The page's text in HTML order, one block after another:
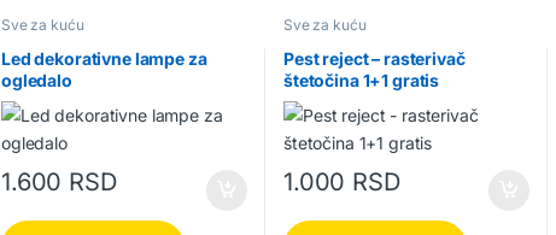
Sve za kuću
Led dekorativne lampe za
ogledalo
1.600 RSD
Sve za kuću
Pest reject – rasterivač
štetočina 1+1 gratis
1.000 RSD